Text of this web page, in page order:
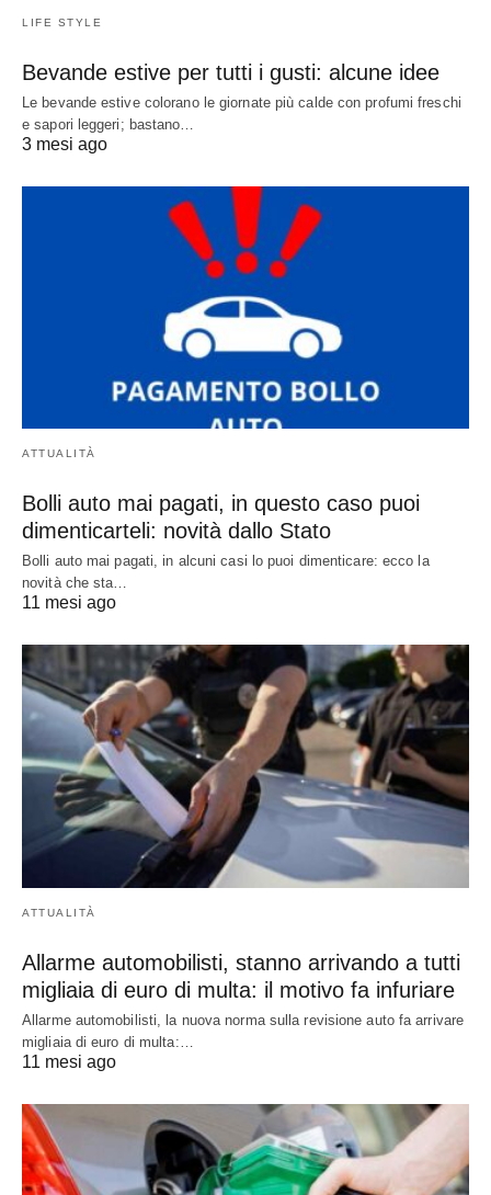
LIFE STYLE
Bevande estive per tutti i gusti: alcune idee
Le bevande estive colorano le giornate più calde con profumi freschi
e sapori leggeri; bastano…
3 mesi ago
ATTUALITÀ
Bolli auto mai pagati, in questo caso puoi
dimenticarteli: novità dallo Stato
Bolli auto mai pagati, in alcuni casi lo puoi dimenticare: ecco la
novità che sta…
11 mesi ago
ATTUALITÀ
Allarme automobilisti, stanno arrivando a tutti
migliaia di euro di multa: il motivo fa infuriare
Allarme automobilisti, la nuova norma sulla revisione auto fa arrivare
migliaia di euro di multa:…
11 mesi ago